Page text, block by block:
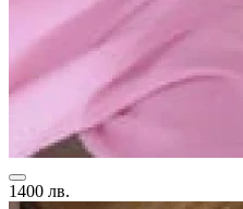
1400 лв.